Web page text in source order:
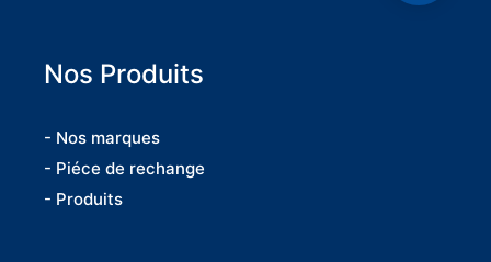
Nos Produits
- Nos marques
- Piéce de rechange
- Produits